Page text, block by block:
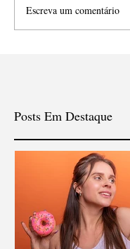
Escreva um comentário
Posts Em Destaque